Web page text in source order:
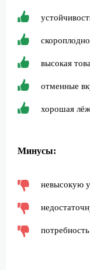
высокая
отменные
хорошая
Минусы:
невысокую